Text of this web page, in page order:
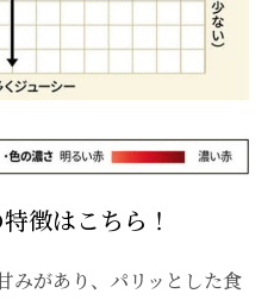
徴はこちら！
みがあり、パリッとした食